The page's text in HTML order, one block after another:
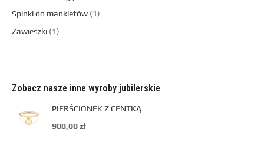
Spinki do mankietów 1
Zawieszki 1
Zobacz nasze inne wyroby jubilerskie
PIERŚCIONEK Z CENTKĄ
900,00zł